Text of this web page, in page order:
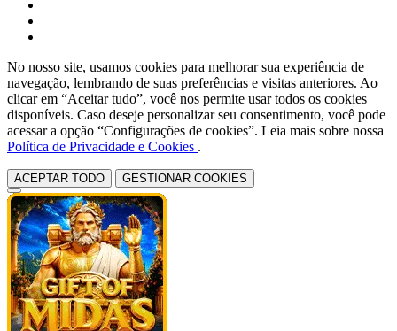
No nosso site, usamos cookies para melhorar sua experiência de
navegação, lembrando de suas preferências e visitas anteriores. Ao
clicar em “Aceitar tudo”, você nos permite usar todos os cookies
disponíveis. Caso deseje personalizar seu consentimento, você pode
acessar a opção “Configurações de cookies”. Leia mais sobre nossa
Política de Privacidade e Cookies .
ACEPTAR TODO GESTIONAR COOKIES